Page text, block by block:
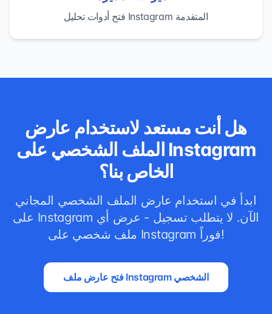
فتح أدوات تحليل Instagram المتقدمة
هل أنت مستعد لاستخدام عارض
الملف الشخصي على Instagram
الخاص بنا؟
ابدأ في استخدام عارض الملف الشخصي المجاني
على Instagram الآن. لا يتطلب تسجيل - عرض أي
ملف شخصي على Instagram فوراً!
فتح عارض ملف Instagram الشخصي